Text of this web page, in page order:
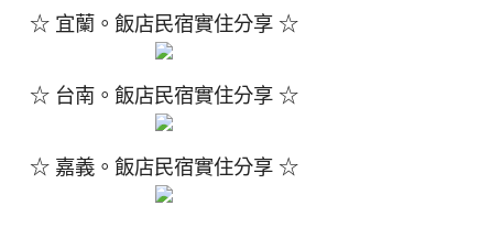
☆ 宜蘭。飯店民宿實住分享 ☆
☆ 台南。飯店民宿實住分享 ☆
☆ 嘉義。飯店民宿實住分享 ☆